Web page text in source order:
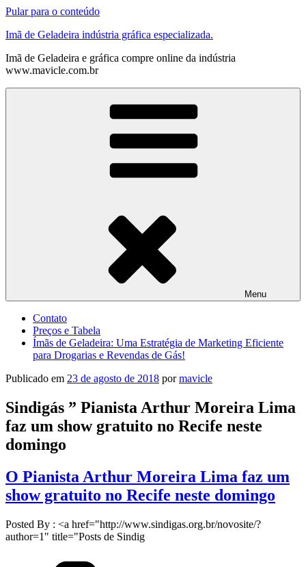
Pular para o conteúdo
Imã de Geladeira indústria gráfica especializada.
Imã de Geladeira e gráfica compre online da indústria
www.mavicle.com.br
Menu
Contato
Preços e Tabela
Ímãs de Geladeira: Uma Estratégia de Marketing Eficiente
para Drogarias e Revendas de Gás!
Publicado em 23 de agosto de 2018 pormavicle
Sindigás ” Pianista Arthur Moreira Lima
faz um show gratuito no Recife neste
domingo
O Pianista Arthur Moreira Lima faz um
show gratuito no Recife neste domingo
Posted By : <a href="http://www.sindigas.org.br/novosite/?
author=1" title="Posts de Sindig